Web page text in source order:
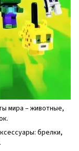
мира – животные,
брелки,